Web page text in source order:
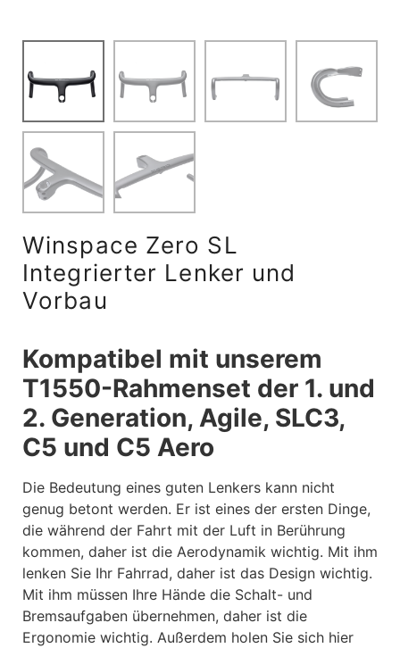
Winspace Zero SL
Integrierter Lenker und
Vorbau
Kompatibel mit unserem
T1550-Rahmenset der 1. und
2. Generation, Agile, SLC3,
C5 und C5 Aero
Die Bedeutung eines guten Lenkers kann nicht
genug betont werden. Er ist eines der ersten Dinge,
die während der Fahrt mit der Luft in Berührung
kommen, daher ist die Aerodynamik wichtig. Mit ihm
lenken Sie Ihr Fahrrad, daher ist das Design wichtig.
Mit ihm müssen Ihre Hände die Schalt- und
Bremsaufgaben übernehmen, daher ist die
Ergonomie wichtig. Außerdem holen Sie sich hier